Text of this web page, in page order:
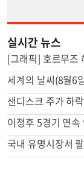
실시간 뉴스
[그래픽] 호르무즈
세계의 날씨(8월6
샌디스크 주가 하
이정후 5경기 연